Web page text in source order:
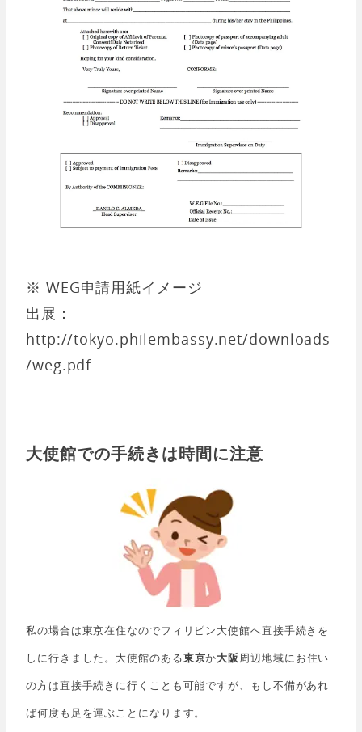
※ WEG申請用紙イメージ
出展：
http://tokyo.philembassy.net/downloads
/weg.pdf
大使館での手続きは時間に注意
私の場合は東京在住なのでフィリピン大使館へ直接手続きを
しに行きました。大使館のある東京か大阪周辺地域にお住い
の方は直接手続きに行くことも可能ですが、もし不備があれ
ば何度も足を運ぶことになります。